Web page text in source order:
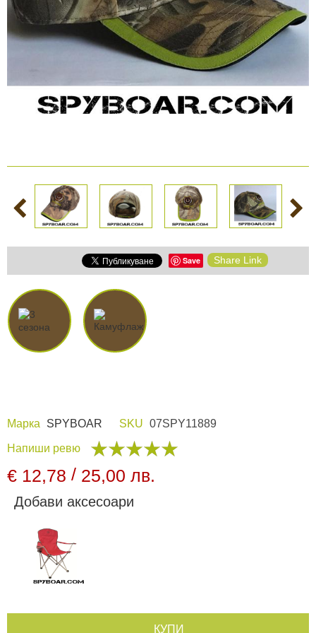
СПОРТНИВИДЕОРЕГИСТРАТОРИ
ЗА
АРХИВНИ
РАЗГЛЕДАЙ ПРОДУКТИ
Безопастност и
сигурност
Боди камери и екшън
камери
Соларни панели и
зарядни
Нощно виждане
Спортни и смарт
часовници
Видеорегистратори
Архивни продукти
Save Share Link
Марка SPYBOAR SKU 07SPY11889
Напиши ревю
€ 12,78 / 25,00 лв.
Добави аксесоари
КУПИ